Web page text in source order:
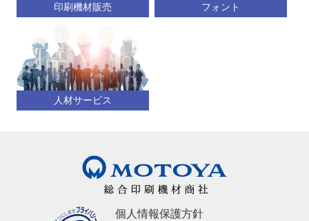
印刷機材販売 フォント
人材サービス
個人情報保護方針